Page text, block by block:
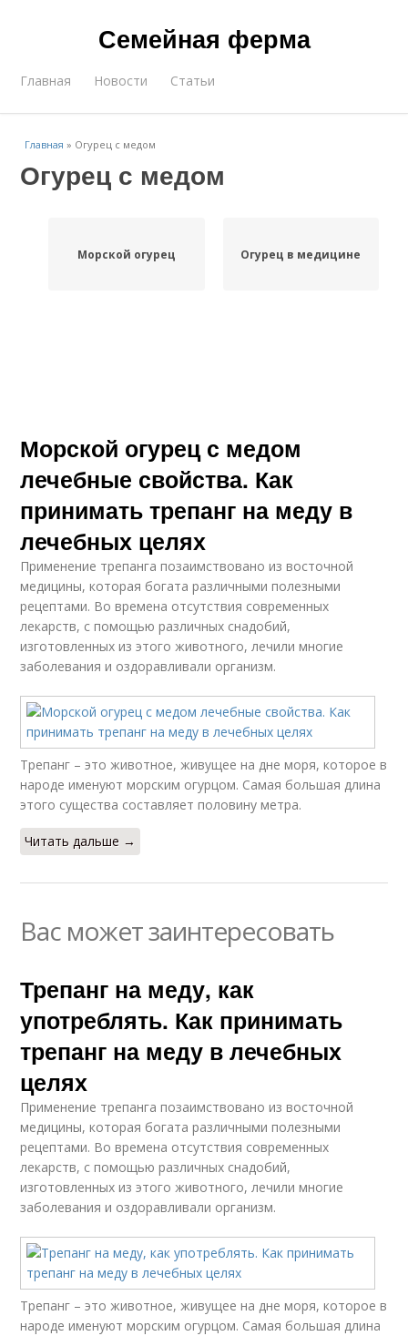
Семейная ферма
Главная Новости Статьи
Главная » Огурец с медом
Огурец с медом
Морской огурец Огурец в медицине
Морской огурец с медом
лечебные свойства. Как
принимать трепанг на меду в
лечебных целях
Применение трепанга позаимствовано из восточной
медицины, которая богата различными полезными
рецептами. Во времена отсутствия современных
лекарств, с помощью различных снадобий,
изготовленных из этого животного, лечили многие
заболевания и оздоравливали организм.
Трепанг – это животное, живущее на дне моря, которое в
народе именуют морским огурцом. Самая большая длина
этого существа составляет половину метра.
Читать дальше →
Вас может заинтересовать
Трепанг на меду, как
употреблять. Как принимать
трепанг на меду в лечебных
целях
Применение трепанга позаимствовано из восточной
медицины, которая богата различными полезными
рецептами. Во времена отсутствия современных
лекарств, с помощью различных снадобий,
изготовленных из этого животного, лечили многие
заболевания и оздоравливали организм.
Трепанг – это животное, живущее на дне моря, которое в
народе именуют морским огурцом. Самая большая длина